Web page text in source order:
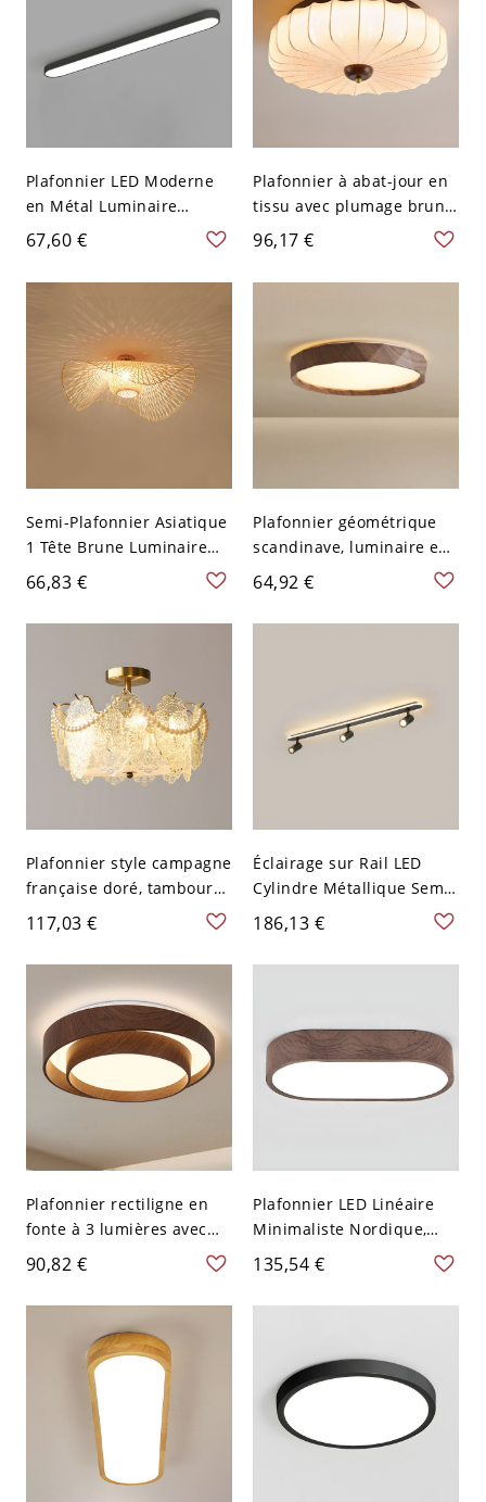
Plafonnier LED Moderne
en Métal Luminaire
Encastré Linéaire en
Acrylique - 110 V-120 V
62,23 cm Noir Blanc
67,60 €
Plafonnier à abat-jour en
tissu avec plumage brun
clair, 1 lumière - 110 V-
120 V 40,64 cm
96,17 €
Semi-Plafonnier Asiatique
1 Tête Brune Luminaire
Semi-Encastré en Rotin de
Bambou Design de
Chapeau - Brun 110 V-120
66,83 €
Plafonnier géométrique
scandinave, luminaire en
métal imitation bois avec
abat-jour en acrylique -
110 V-120 V 30,48 cm
64,92 €
Plafonnier style campagne
française doré, tambour
en verre texturé - 110 V-
120 V Géométrique 40,64
cm
117,03 €
Éclairage sur Rail LED
Cylindre Métallique Semi-
Plafonnier à 3 Spots Style
Moderne pour Salon -
Noir 110 V-120 V Chaud
186,13 €
Plafonnier rectiligne en
fonte à 3 lumières avec
abat-jour en acrylique
pour chambre, câblage
direct, 110V-120V, 16",
90,82 €
Plafonnier LED Linéaire
Minimaliste Nordique,
Luminaire Mince en Grain
de Bois avec Abat-jour en
Acrylique - Couleur de
135,54 €